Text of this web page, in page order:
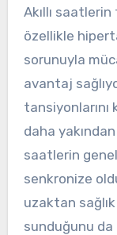
Akıllı
özellikle
sorunuyla
avantaj
tansiyonlarını
daha
saatlerin
senkronize
uzaktan
sunduğunu